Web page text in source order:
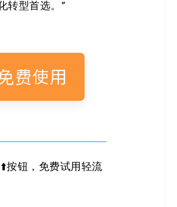
转型首选。”
按钮，免费试用轻流